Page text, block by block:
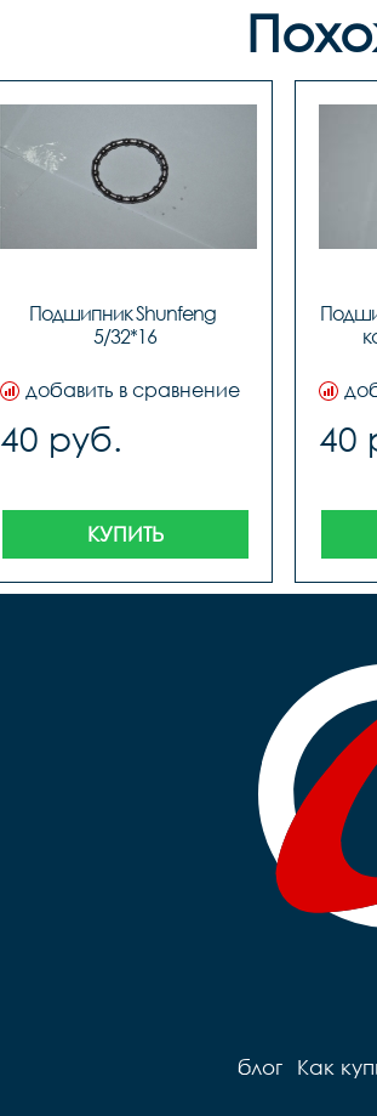
Подшипник Shunfeng
5/32*16
добавить в сравнение
40 руб.
КУПИТЬ
40
блог Как